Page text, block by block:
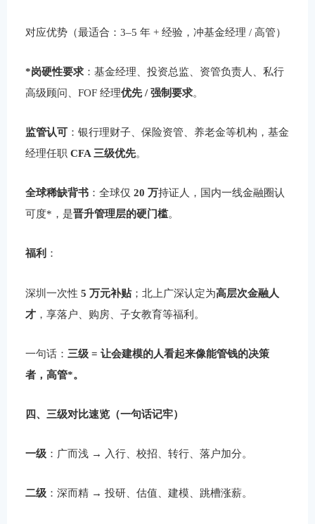
对应优势（最适合：3–5 年 + 经验，冲基金经理 / 高管）
*岗硬性要求 ：基金经理、投资总监、资管负责人、私行
高级顾问、FOF 经理优先 / 强制要求。
监管认可 ：银行理财子、保险资管、养老金等机构，基金
经理任职CFA 三级优先。
全球稀缺背书 ：全球仅20 万持证人，国内一线金融圈认
可度*，是晋升管理层的硬门槛。
福利 ：
深圳一次性5 万元补贴；北上广深认定为高层次金融人
才 ，享落户、购房、子女教育等福利。
一句话： 三级 = 让会建模的人看起来像能管钱的决策
者，高管*。
四、三级对比速览（一句话记牢）
一级 ：广而浅 → 入行、校招、转行、落户加分。
二级 ：深而精 → 投研、估值、建模、跳槽涨薪。